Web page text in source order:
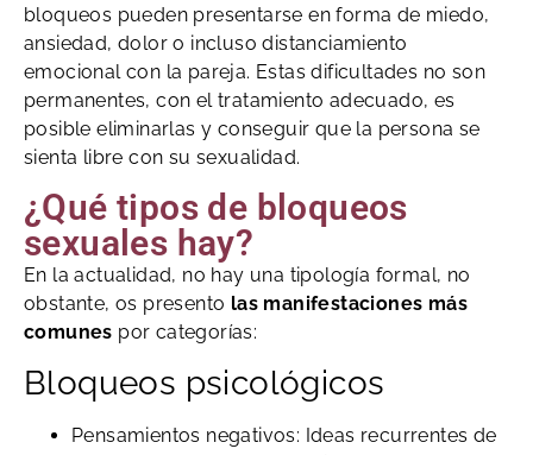
bloqueos pueden presentarse en forma de miedo,
ansiedad, dolor o incluso distanciamiento
emocional con la pareja. Estas dificultades no son
permanentes, con el tratamiento adecuado, es
posible eliminarlas y conseguir que la persona se
sienta libre con su sexualidad.
¿Qué tipos de bloqueos
sexuales hay?
En la actualidad, no hay una tipología formal, no
obstante, os presento las manifestaciones más
comunes por categorías:
Bloqueos psicológicos
Pensamientos negativos: Ideas recurrentes de